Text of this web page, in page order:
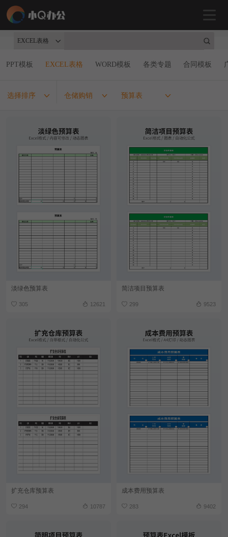
EXCEL表格
PPT模板 EXCEL表格 WORD模板 各类专题 合同模板
选择排序 仓储购销 预算表
淡绿色预算表
305 12621
简洁项目预算表
299 9523
扩充仓库预算表
294 10787
成本费用预算表
283 9402